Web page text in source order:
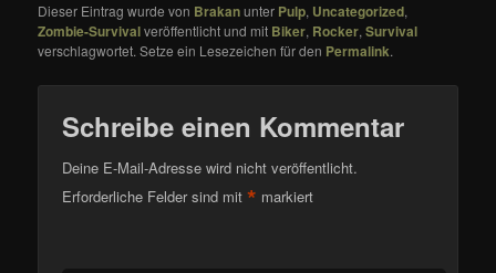
Dieser Eintrag wurde von Brakanunter Pulp, Uncategorized,
Zombie-Survivalveröffentlicht und mit Biker, Rocker,Survival
verschlagwortet. Setze ein Lesezeichen für den Permalink.
Schreibe einen Kommentar
Deine E-Mail-Adresse wird nicht veröffentlicht.
Erforderliche Felder sind mit* markiert